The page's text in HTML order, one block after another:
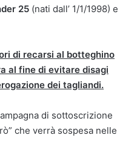
25 (nati dall’ 1/1/1998) e
di recarsi al botteghino
al fine di evitare disagi
dei tagliandi.
di sottoscrizione
che verrà sospesa nelle